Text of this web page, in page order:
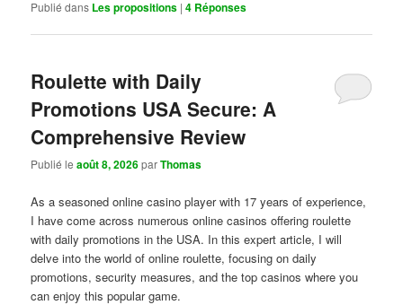
Publié dans Les propositions |4 Réponses
Roulette with Daily
Promotions USA Secure: A
Comprehensive Review
Publié leaoût 8, 2026parThomas
As a seasoned online casino player with 17 years of experience,
I have come across numerous online casinos offering roulette
with daily promotions in the USA. In this expert article, I will
delve into the world of online roulette, focusing on daily
promotions, security measures, and the top casinos where you
can enjoy this popular game.